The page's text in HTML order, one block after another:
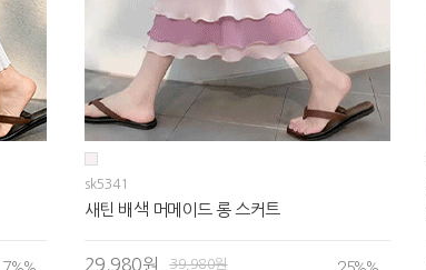
sk5341
새틴 배색 머메이드 롱 스커트
29,980원 39,980원